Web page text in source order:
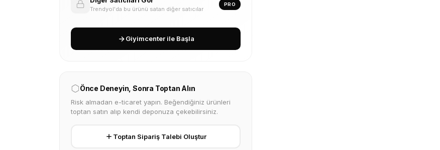
Trendyol'da bu ürünü satan diğer satıcılar
PRO
Giyimcenter ile Başla
Önce Deneyin, Sonra Toptan Alın
Risk almadan e-ticaret yapın. Beğendiğiniz ürünleri
toptan satın alıp kendi deponuza çekebilirsiniz.
Toptan Sipariş Talebi Oluştur